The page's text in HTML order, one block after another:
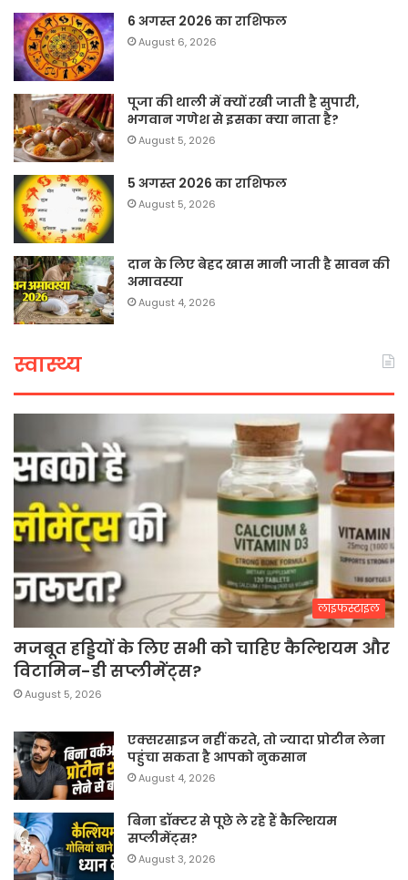
6 अगस्त 2026 का राशिफल
August 6, 2026
पूजा की थाली में क्यों रखी जाती है सुपारी,
भगवान गणेश से इसका क्या नाता है?
August 5, 2026
5 अगस्त 2026 का राशिफल
August 5, 2026
दान के लिए बेहद खास मानी जाती है सावन की
अमावस्या
August 4, 2026
स्वास्थ्य
लाइफस्टाइल
मजबूत हड्डियों के लिए सभी को चाहिए कैल्शियम और
विटामिन-डी सप्लीमेंट्स?
August 5, 2026
एक्सरसाइज नहीं करते, तो ज्यादा प्रोटीन लेना
पहुंचा सकता है आपको नुकसान
August 4, 2026
बिना डॉक्टर से पूछे ले रहे हैं कैल्शियम
सप्लीमेंट्स?
August 3, 2026